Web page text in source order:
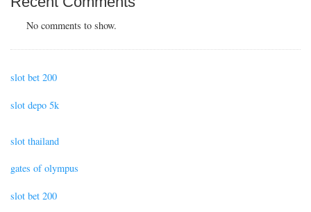
No comments to show.
slot bet 200
slot depo 5k
slot thailand
gates of olympus
slot bet 200